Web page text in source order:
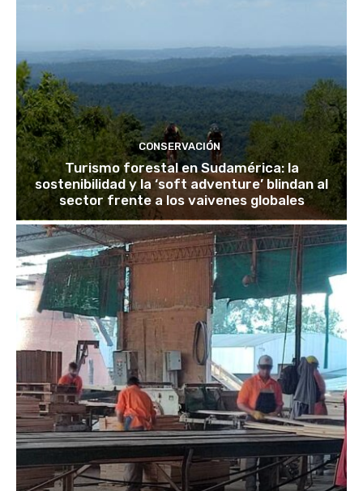
CONSERVACIÓN
Turismo forestal en Sudamérica: la
sostenibilidad y la ‘soft adventure’ blindan al
sector frente a los vaivenes globales